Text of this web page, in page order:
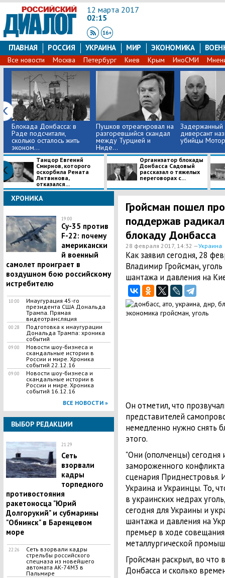
12 марта 2017
02:15
ГЛАВНАЯ РОССИЯ УКРАИНА МИР ЭКОНОМИКА
Все новости Москва Петербург Киев Крым ИноСМИ
Блокада Донбасса: в
Раде подсчитали,
сколько осталось жить
эконом...
Пушков отреагировал на
разгоревшийся скандал
между Турцией и
Ниде...
диверсант
убийцы
Танцор Евгений
Смирнов, которого
оскорбила Рената
Литвинова,
отказался...
Организатор блокады
Донбасса Садовый
рассказал о тяжелых
переговорах с...
ХРОНИКА
19:00
Су-35 против
F-22: почему
американски
й военный
самолет проиграет в
воздушном бою российскому
истребителю
10:00
Инаугурация 45-го
президента США Дональда
Трампа. Прямая
видеотрансляция
00:28
Подготовка к инаугурации
Дональда Трампа: хроника
событий
09:00
Новости шоу-бизнеса и
скандальные истории в
России и мире. Хроника
событий 22.12.16
09:00
Новости шоу-бизнеса и
скандальные истории в
России и мире. Хроника
событий 16.12.16
ВСЕ НОВОСТИ »
ВЫБОР РЕДАКЦИИ
21:29
Сеть
взорвали
кадры
торпедного
противостояния
ракетоносца "Юрий
Долгорукий" и субмарины
"Обнинск" в Баренцевом
море
22:26
Сеть взорвали кадры
стрельбы российского
спецназа из новейшего
автомата АК-74М3 в
Пальмире
Гройсман пошел
поддержав
блокаду Донбасса
28 февраля 2017, 14:32 —Украина
Как заявил сегодня, 28
Владимир Гройсман,
шантажа и давления на
Он отметил, что
представителей
немедленно нужно снять
этого.
"Они (ополченцы) сегодня
замороженного
сценария Приднестровья.
Украина и Украинцы. То,
в украинских недрах
сегодня для Украины и
шантажа и давления на
премьер в ходе
металлургической
Гройсман раскрыл, во что
Донбасса и сколько